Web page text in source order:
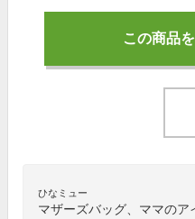
この商品
ひなミュー
マザーズバッグ、ママの